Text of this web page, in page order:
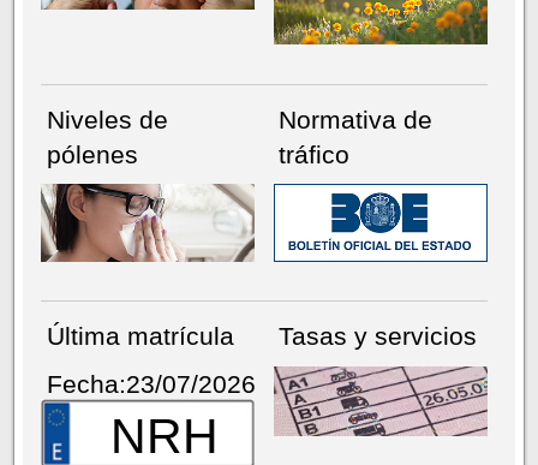
Niveles de
pólenes
Normativa de
tráfico
Última matrícula
Fecha:23/07/2026
NRH
Tasas y servicios